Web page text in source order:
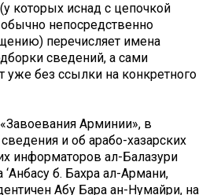
которых иснад с цепочкой
непосредственно
перечисляет имена
сведений, а сами
уже без ссылки на конкретного
Арминии», в
и об арабо-хазарских
информаторов ал-Балазури
б. Бахра ал-Армани,
Абу Бара ан-Нумайри, на